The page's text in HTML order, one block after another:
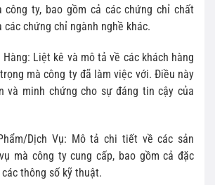
công ty, bao gồm cả các chứng chỉ chất
các chứng chỉ ngành nghề khác.
Hàng: Liệt kê và mô tả về các khách hàng
mà công ty đã làm việc với. Điều này
và minh chứng cho sự đáng tin cậy của
Dịch Vụ: Mô tả chi tiết về các sản
mà công ty cung cấp, bao gồm cả đặc
thông số kỹ thuật.